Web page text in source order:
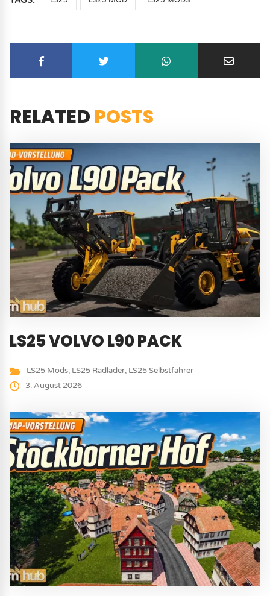
RELATED POSTS
LS25 VOLVO L90 PACK
LS25 Mods, LS25 Radlader, LS25 Selbstfahrer
3. August 2026